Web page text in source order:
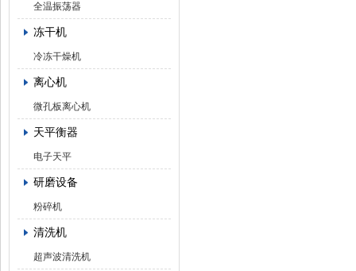
全温振荡器
冻干机
冷冻干燥机
离心机
微孔板离心机
天平衡器
电子天平
研磨设备
粉碎机
清洗机
超声波清洗机